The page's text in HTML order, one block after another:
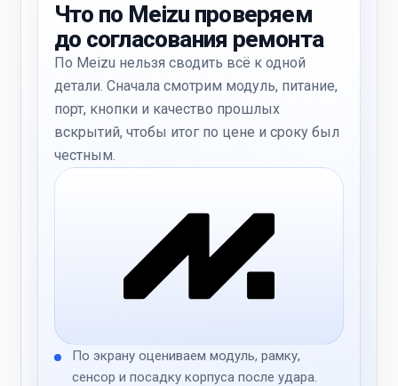
Что по Meizu проверяем
до согласования ремонта
По Meizu нельзя сводить всё к одной
детали. Сначала смотрим модуль, питание,
порт, кнопки и качество прошлых
вскрытий, чтобы итог по цене и сроку был
честным.
По экрану оцениваем модуль, рамку,
сенсор и посадку корпуса после удара.